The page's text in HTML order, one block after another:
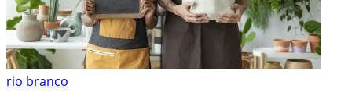
rio branco